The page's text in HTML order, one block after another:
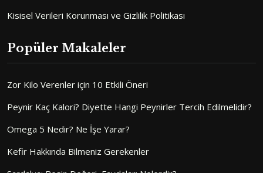
Kisisel Verileri Korunması ve Gizlilik Politikası
Popüler Makaleler
Zor Kilo Verenler için 10 Etkili Öneri
Peynir Kaç Kalori? Diyette Hangi Peynirler Tercih Edilmelidir?
Omega 5 Nedir? Ne İşe Yarar?
Kefir Hakkında Bilmeniz Gerekenler